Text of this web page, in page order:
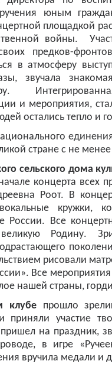
юным
площадкой
войны.
предков-
в атмосферу
звучала
и мероприятия,
остались тепло и
стране с не менее
сельского дома
концерта всех
Роот. В
кружки,
России. Все
Родину.
рисовали
Все
нашей страны,
клубепрошло
приняли участие
пришел на праздник,
в игре
вручила медали и